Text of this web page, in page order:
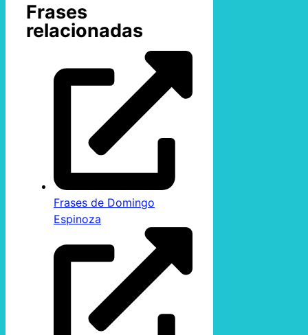
Frases
relacionadas
Frases de Domingo
Espinoza